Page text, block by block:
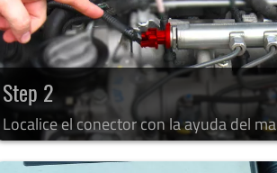
Step 2
Localice el conector con la ayuda del